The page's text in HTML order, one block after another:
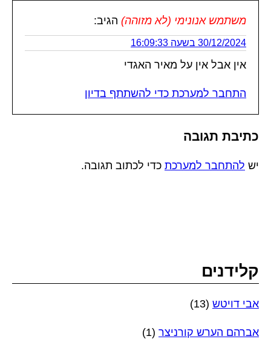
משתמש אנונימי (לא מזוהה) הגיב:
30/12/2024 בשעה 16:09:33
אין אבל אין על מאיר האגדי
התחבר למערכת כדי להשתתף בדיון
כתיבת תגובה
יש להתחבר למערכת כדי לכתוב תגובה.
קלידנים
אבי דויטש (13)
אברהם הערש קורניצר (1)